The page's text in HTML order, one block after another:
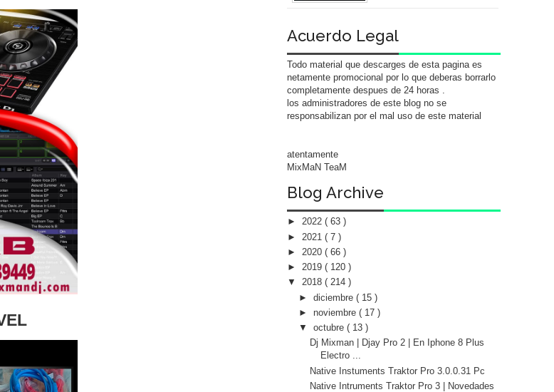
Acuerdo Legal
Todo material que descarges de esta pagina es
netamente promocional por lo que deberas borrarlo
completamente despues de 24 horas .
los administradores de este blog no se
responsabilizan por el mal uso de este material
atentamente
MixMaN TeaM
Blog Archive
► 2022 ( 63 )
► 2021 ( 7 )
► 2020 ( 66 )
► 2019 ( 120 )
▼ 2018 ( 214 )
► diciembre ( 15 )
► noviembre ( 17 )
▼ octubre ( 13 )
Dj Mixman | Djay Pro 2 | En Iphone 8 Plus
Electro ...
Native Instuments Traktor Pro 3.0.0.31 Pc
Native Intruments Traktor Pro 3 | Novedades